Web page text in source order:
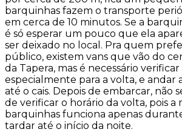
barquinhas fazem o transporte
em cerca de 10 minutos. Se a
é só esperar um pouco que ela
ser deixado no local. Pra quem
público, existem vans que vão do
da Tapera, mas é necessário verificar
especialmente para a volta, e andar
até o cais. Depois de embarcar, não
de verificar o horário da volta, pois a
barquinhas funciona apenas
tardar até o início da noite.